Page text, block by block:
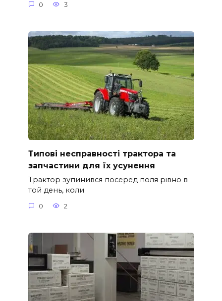
0 3
Типові несправності трактора та
запчастини для їх усунення
Трактор зупинився посеред поля рівно в
той день, коли
0 2